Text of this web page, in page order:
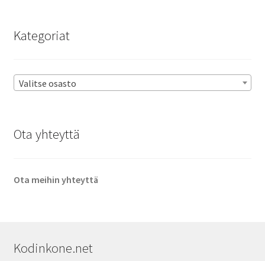
Kategoriat
Valitse osasto
Ota yhteyttä
Ota meihin yhteyttä
Kodinkone.net